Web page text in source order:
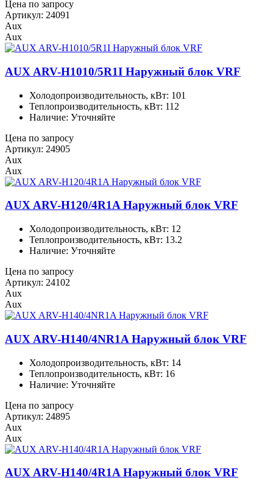
Цена по запросу
Артикул: 24091
Aux
Aux
AUX ARV-H1010/5R1I Наружный блок VRF
Холодопроизводительность, кВт: 101
Теплопроизводительность, кВт: 112
Наличие: Уточняйте
Цена по запросу
Артикул: 24905
Aux
Aux
AUX ARV-H120/4R1A Наружный блок VRF
Холодопроизводительность, кВт: 12
Теплопроизводительность, кВт: 13.2
Наличие: Уточняйте
Цена по запросу
Артикул: 24102
Aux
Aux
AUX ARV-H140/4NR1A Наружный блок VRF
Холодопроизводительность, кВт: 14
Теплопроизводительность, кВт: 16
Наличие: Уточняйте
Цена по запросу
Артикул: 24895
Aux
Aux
AUX ARV-H140/4R1A Наружный блок VRF